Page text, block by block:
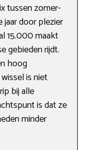
tussen zomer-
jaar door plezier
15.000 maakt
gebieden rijdt.
hoog
is niet
bij alle
is dat ze
minder